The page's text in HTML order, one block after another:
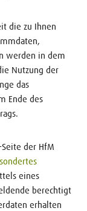
die zu Ihnen
werden in dem
Nutzung der
das
Ende des
der HfM
eines
berechtigt
erhalten